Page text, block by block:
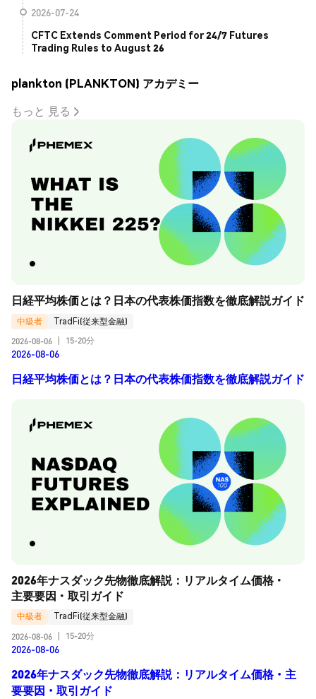
2026-07-24
CFTC Extends Comment Period for 24/7 Futures
Trading Rules to August 26
plankton (PLANKTON) アカデミー
もっと 見る
日経平均株価とは？日本の代表株価指数を徹底解説ガイド
中級者
TradFi(従来型金融)
2026-08-06
15-20分
2026-08-06
日経平均株価とは？日本の代表株価指数を徹底解説ガイド
2026年ナスダック先物徹底解説：リアルタイム価格・
主要要因・取引ガイド
中級者
TradFi(従来型金融)
2026-08-06
15-20分
2026-08-06
2026年ナスダック先物徹底解説：リアルタイム価格・主
要要因・取引ガイド